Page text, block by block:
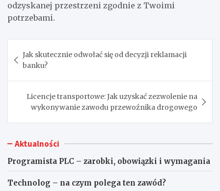
odzyskanej przestrzeni zgodnie z Twoimi
potrzebami.
wpisu
Jak skutecznie odwołać się od decyzji reklamacji
banku?
Licencje transportowe: Jak uzyskać zezwolenie na
wykonywanie zawodu przewoźnika drogowego
Aktualności
Programista PLC – zarobki, obowiązki i wymagania
Technolog – na czym polega ten zawód?